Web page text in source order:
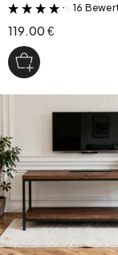
&
16
119.00 €